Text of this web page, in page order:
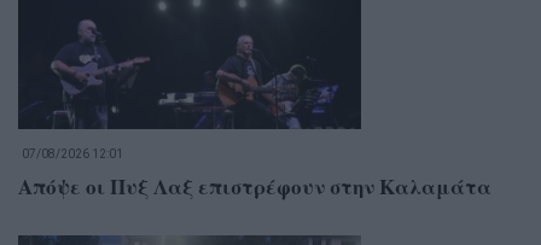
07/08/2026 12:01
Απόψε οι Πυξ Λαξ επιστρέφουν στην Καλαμάτα